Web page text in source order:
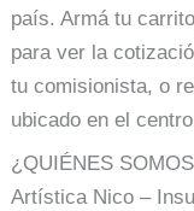
país. Armá tu
para ver la
tu comisionista, o
ubicado en el
¿QUIÉNES
Artística Nico –